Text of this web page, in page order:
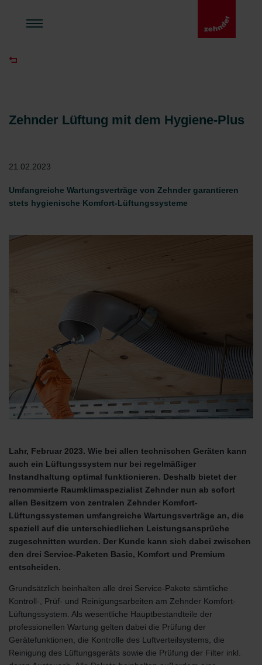
Zehnder Lüftung mit dem Hygiene-Plus
21.02.2023
Umfangreiche Wartungsverträge von Zehnder garantieren
stets hygienische Komfort-Lüftungssysteme
Lahr, Februar 2023. Wie bei allen technischen Geräten kann
auch ein Lüftungssystem nur bei regelmäßiger
Instandhaltung optimal funktionieren. Deshalb bietet der
renommierte Raumklimaspezialist Zehnder nun ab sofort
allen Besitzern von zentralen Zehnder Komfort-
Lüftungssystemen umfangreiche Wartungsverträge an, die
speziell auf die unterschiedlichen Leistungsansprüche
zugeschnitten wurden. Der Kunde kann sich dabei zwischen
den drei Service-Paketen Basic, Komfort und Premium
entscheiden.
Grundsätzlich beinhalten alle drei Service-Pakete sämtliche
Kontroll-, Prüf- und Reinigungsarbeiten am Zehnder Komfort-
Lüftungssystem. Als wesentliche Hauptbestandteile der
professionellen Wartung gelten dabei die Prüfung der
Gerätefunktionen, die Kontrolle des Luftverteilsystems, die
Reinigung des Lüftungsgeräts sowie die Prüfung der Filter inkl.